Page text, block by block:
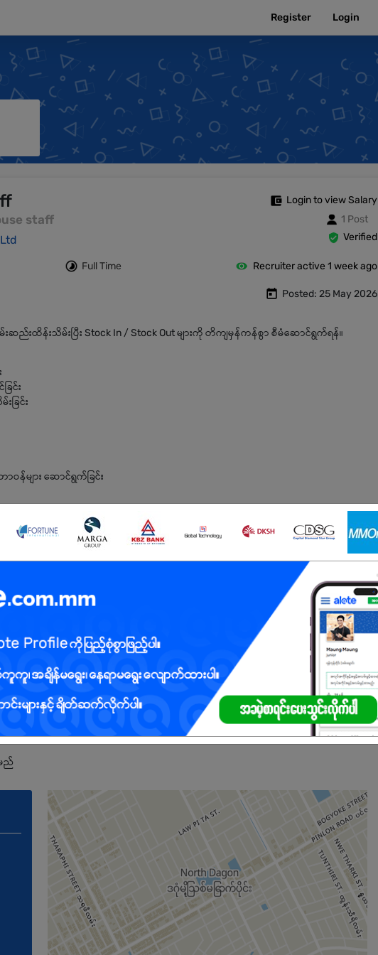
Register Login
staff
Login to view Salary
1 Post
Verified
Full Time Recruiter active 1 week ago
Posted: 25 May 2026
းဆည်းထိန်းသိမ်းပြီး Stock In / Stock Out များကို တိကျမှန်ကန်စွာ စီမံဆောင်ရွက်ရန်။
ြင်း
ခြင်း
ဝန်များ ဆောင်ရွက်ခြင်း
းစားပေးမည်
မည်